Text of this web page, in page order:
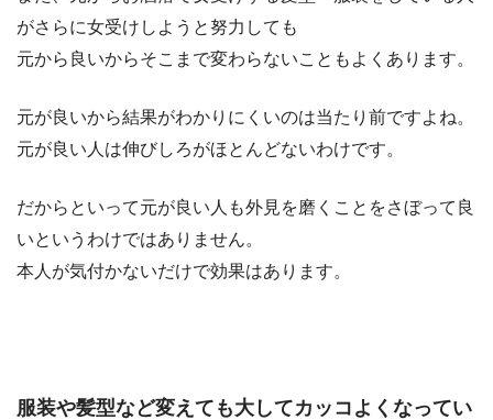
がさらに女受けしようと努力しても
元から良いからそこまで変わらないこともよくあります。
元が良いから結果がわかりにくいのは当たり前ですよね。
元が良い人は伸びしろがほとんどないわけです。
だからといって元が良い人も外見を磨くことをさぼって良
いというわけではありません。
本人が気付かないだけで効果はあります。
服装や髪型など変えても大してカッコよくなってい